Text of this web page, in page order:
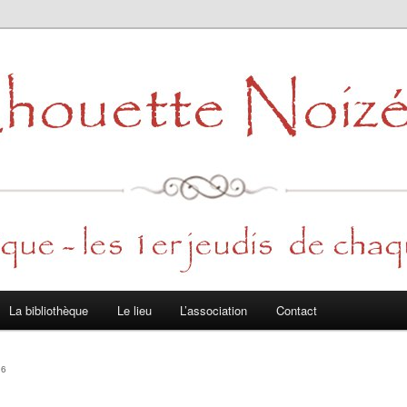
La bibliothèque Le lieu L’association Contact